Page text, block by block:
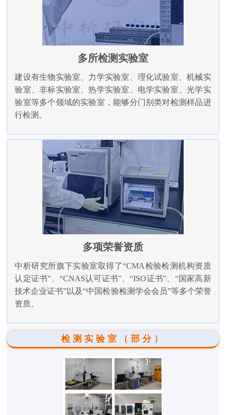
多所检测实验室
建设有生物实验室、力学实验室、理化试验室、机械实
验室、非标实验室、热学实验室、电学实验室、光学实
验室等多个领域的实验室，能够分门别类对检测样品进
行检测。
多项荣誉资质
中析研究所旗下实验室取得了“CMA检验检测机构资质
认定证书”、“CNAS认可证书”、“ISO证书”、“国家高新
技术企业证书”以及“中国检验检测学会会员”等多个荣誉
资质。
检测实验室（部分）